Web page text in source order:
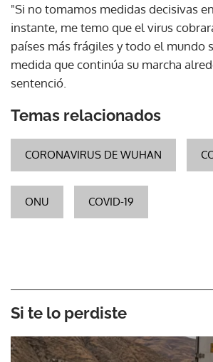
"Si no tomamos medidas decisivas
instante, me temo que el virus
países más frágiles y todo el mundo
medida que continúa su marcha
sentenció.
Temas relacionados
CORONAVIRUS DE WUHAN
ONU COVID-19
Si te lo perdiste